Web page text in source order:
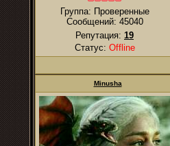
Группа: Проверенные
Сообщений: 45040
Репутация: 19
Статус: Offline
Minusha